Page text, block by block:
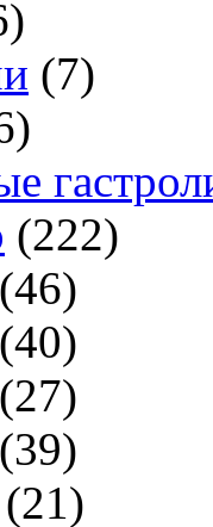
(7)
(222)
(46)
(40)
(27)
(39)
(21)